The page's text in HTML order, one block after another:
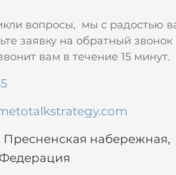
вопросы, мы с радостью
заявку на обратный
вам в течение 15 минут.
Пресненская набережная,